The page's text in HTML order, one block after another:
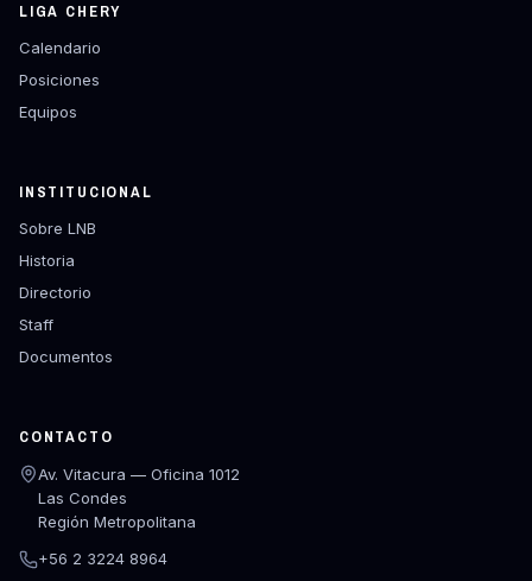
LIGA CHERY
Calendario
Posiciones
Equipos
INSTITUCIONAL
Sobre LNB
Historia
Directorio
Staff
Documentos
CONTACTO
Av. Vitacura — Oficina 1012
Las Condes
Región Metropolitana
+56 2 3224 8964